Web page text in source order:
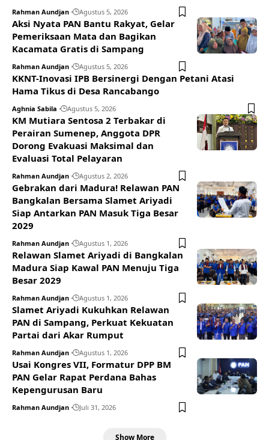
Rahman Aundjan Agustus 5, 2026
Aksi Nyata PAN Bantu Rakyat, Gelar
Pemeriksaan Mata dan Bagikan
Kacamata Gratis di Sampang
Rahman Aundjan Agustus 5, 2026
KKNT-Inovasi IPB Bersinergi Dengan Petani Atasi
Hama Tikus di Desa Rancabango
Aghnia Sabila Agustus 5, 2026
KM Mutiara Sentosa 2 Terbakar di
Perairan Sumenep, Anggota DPR
Dorong Evakuasi Maksimal dan
Evaluasi Total Pelayaran
Rahman Aundjan Agustus 2, 2026
Gebrakan dari Madura! Relawan PAN
Bangkalan Bersama Slamet Ariyadi
Siap Antarkan PAN Masuk Tiga Besar
2029
Rahman Aundjan Agustus 1, 2026
Relawan Slamet Ariyadi di Bangkalan
Madura Siap Kawal PAN Menuju Tiga
Besar 2029
Rahman Aundjan Agustus 1, 2026
Slamet Ariyadi Kukuhkan Relawan
PAN di Sampang, Perkuat Kekuatan
Partai dari Akar Rumput
Rahman Aundjan Agustus 1, 2026
Usai Kongres VII, Formatur DPP BM
PAN Gelar Rapat Perdana Bahas
Kepengurusan Baru
Rahman Aundjan Juli 31, 2026
Show More